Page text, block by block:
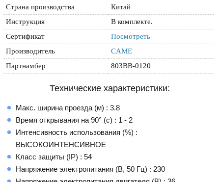
Страна производства
Китай
Инструкция
В комплекте.
Сертификат
Посмотреть
Производитель
CAME
Партнамбер
803BB-0120
Технические характеристики:
Макс. ширина проезда (м) : 3.8
Время открывания на 90° (с) : 1 - 2
Интенсивность использования (%) :
ВЫСОКОИНТЕНСИВНОЕ
Класс защиты (IP) : 54
Напряжение электропитания (В, 50 Гц) : 230